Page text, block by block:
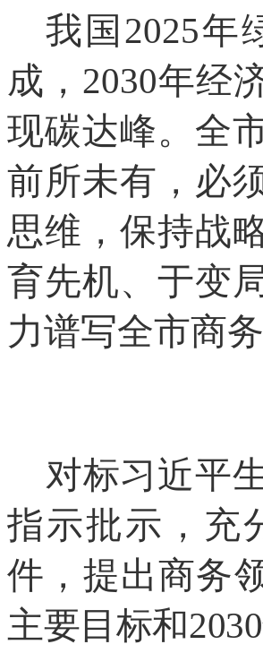
我国2025年
成，2030年经
现碳达峰。全
前所未有，必
思维，保持战
育先机、于变
力谱写全市商
对标习近平
指示批示，充
件，提出商务
主要目标和